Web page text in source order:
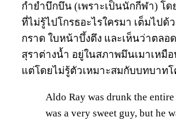
กำยำบึกบึน (เพราะเป็นนักกีฬา) โด
ที่ไม่รู้ไปโกรธอะไรใครมา เต็มไปด้
กราด ใบหน้าบึ้งตึง และเห็นว่าตลอ
สุราต่างน้ำ อยู่ในสภาพมึนเมาเหมื
แต่โดยไม่รู้ตัวเหมาะสมกับบทบาทโ
Aldo Ray was drunk the entire
was a very sweet guy, but he